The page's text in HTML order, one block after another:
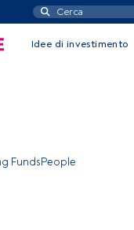
Idee di investimento
FundsPeople